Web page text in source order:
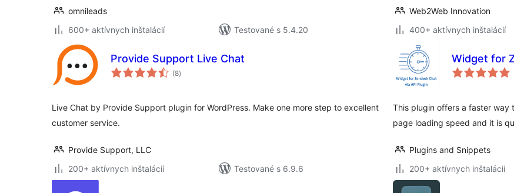
omnileads
600+ aktívnych inštalácií
Testované s 5.4.20
Web2Web Innovation
400+ aktívnych inštalácií
Provide Support Live Chat
(8celkové
hodnotenie
)
Live Chat by Provide Support plugin for WordPress. Make one more step to excellent
customer service.
Provide Support, LLC
200+ aktívnych inštalácií
Testované s 6.9.6
Widget for
This plugin offers a faster way
page loading speed and it is
Plugins and Snippets
200+ aktívnych inštalácií